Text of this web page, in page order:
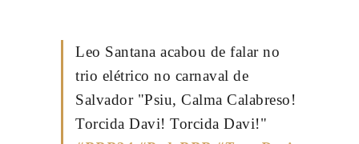
Leo Santana acabou de falar no
trio elétrico no carnaval de
Salvador "Psiu, Calma Calabreso!
Torcida Davi! Torcida Davi!"